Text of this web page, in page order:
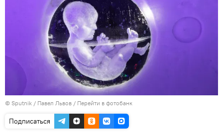
© Sputnik / Павел Львов / Перейти в фотобанк
Подписаться